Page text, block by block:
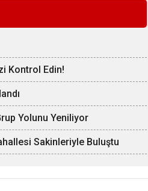
Kontrol Edin!
Yolunu Yeniliyor
Sakinleriyle Buluştu